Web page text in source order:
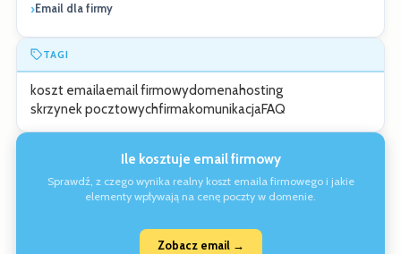
Email dla firmy
TAGI
koszt emailaemail firmowydomenahosting
skrzynek pocztowychfirmakomunikacjaFAQ
Ile kosztuje email firmowy
Sprawdź, z czego wynika realny koszt emaila firmowego i jakie
elementy wpływają na cenę poczty w domenie.
Zobacz email →